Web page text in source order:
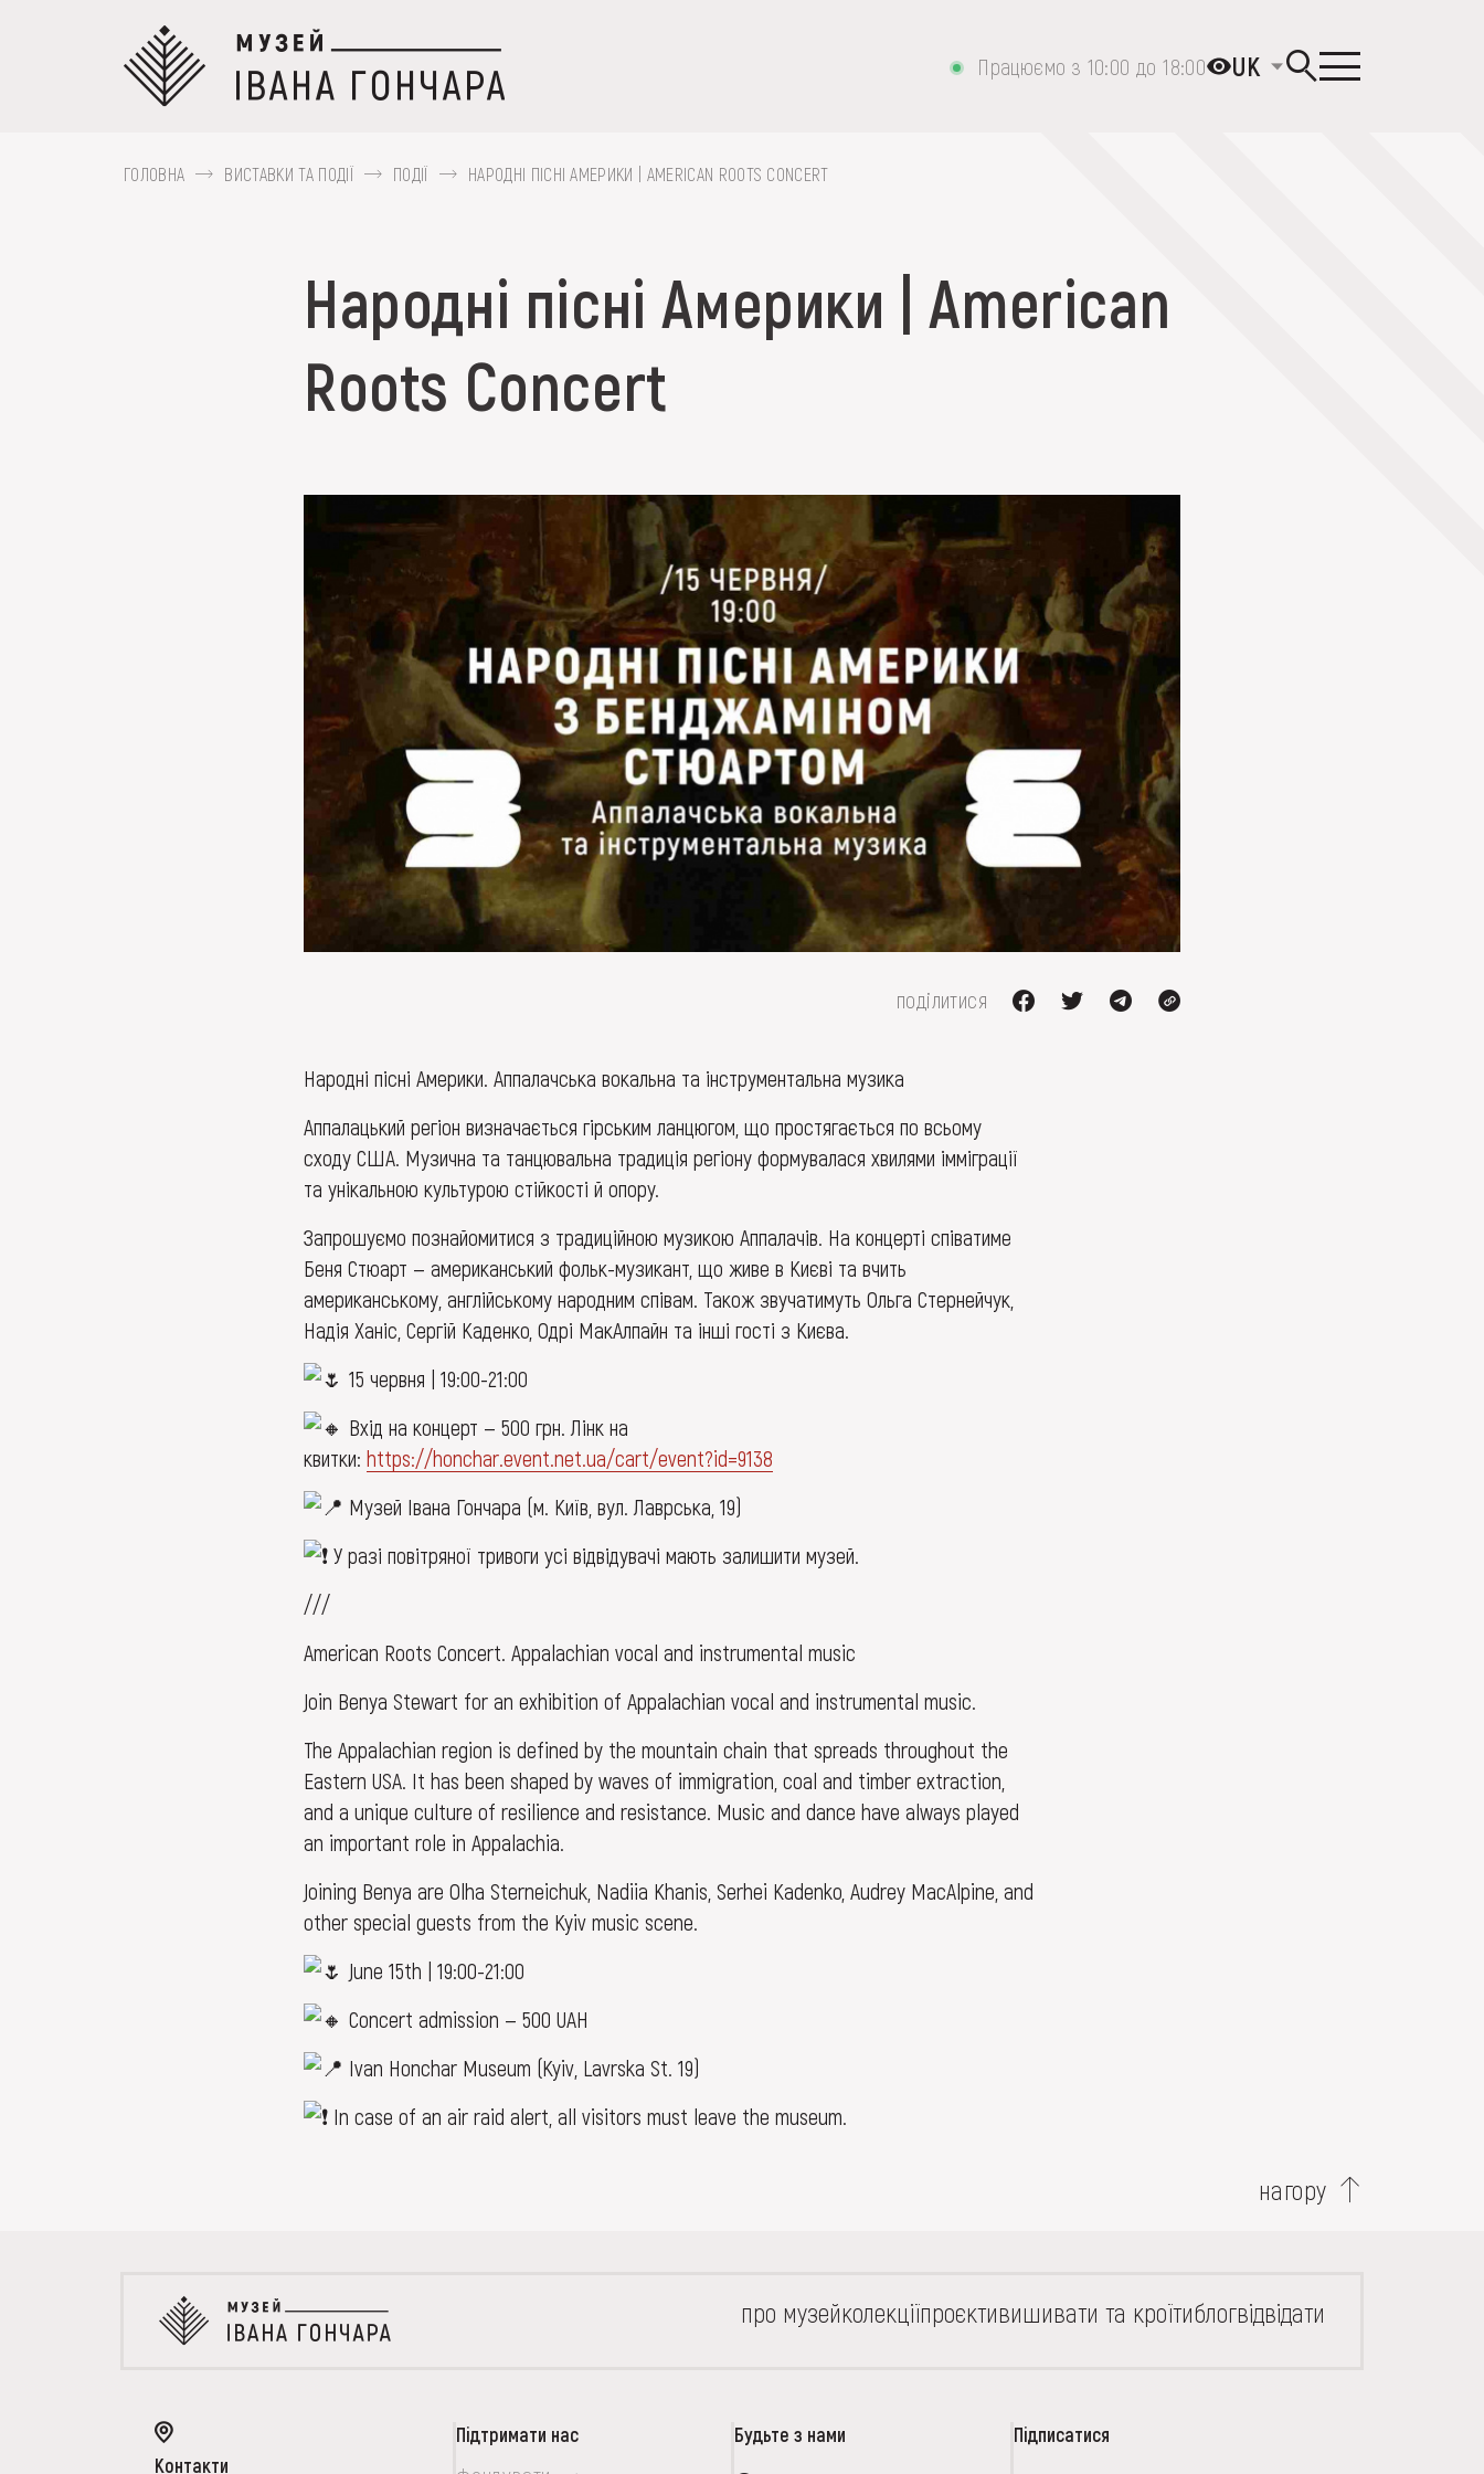
Працюємо з 10:00 до 18:00 UK
Наприклад, Козак Мамай, Гуцульщина, вишивка, скриня, ...
КОЛЕКЦІЇ
ВИСТАВКИ ТА ПОДІЇ
МЕДІА
ВІДВІДАТИ
НАВЧИТИСЯ
ПОСЛУГИ
ГОЛОВНА ВИСТАВКИ ТА ПОДІЇ ПОДІЇ НАРОДНІ ПІСНІ АМЕРИКИ | AMERICAN ROOTS CONCERT
Народні пісні Америки | American
Roots Concert
поділитися
Народні пісні Америки. Аппалачська вокальна та інструментальна музика
Аппалацький регіон визначається гірським ланцюгом, що простягається по всьому
сходу США. Музична та танцювальна традиція регіону формувалася хвилями імміграції
та унікальною культурою стійкості й опору.
Запрошуємо познайомитися з традиційною музикою Аппалачів. На концерті співатиме
Беня Стюарт — американський фольк-музикант, що живе в Києві та вчить
американському, англійському народним співам. Також звучатимуть Ольга Стернейчук,
Надія Ханіс, Сергій Каденко, Одрі МакАлпайн та інші гості з Києва.
15 червня | 19:00-21:00
Вхід на концерт — 500 грн. Лінк на
квитки: https://honchar.event.net.ua/cart/event?id=9138
Музей Івана Гончара (м. Київ, вул. Лаврська, 19)
У разі повітряної тривоги усі відвідувачі мають залишити музей.
///
American Roots Concert. Appalachian vocal and instrumental music
Join Benya Stewart for an exhibition of Appalachian vocal and instrumental music.
The Appalachian region is defined by the mountain chain that spreads throughout the
Eastern USA. It has been shaped by waves of immigration, coal and timber extraction,
and a unique culture of resilience and resistance. Music and dance have always played
an important role in Appalachia.
Joining Benya are Olha Sterneichuk, Nadiia Khanis, Serhei Kadenko, Audrey MacAlpine, and
other special guests from the Kyiv music scene.
June 15th | 19:00-21:00
Concert admission — 500 UAH
Ivan Honchar Museum (Kyiv, Lavrska St. 19)
In case of an air raid alert, all visitors must leave the museum.
нагору
про музейколекціїпроєктивишивати та кроїтиблогвідвідати
Контакти
Підтримати нас Будьте з нами Підписатися